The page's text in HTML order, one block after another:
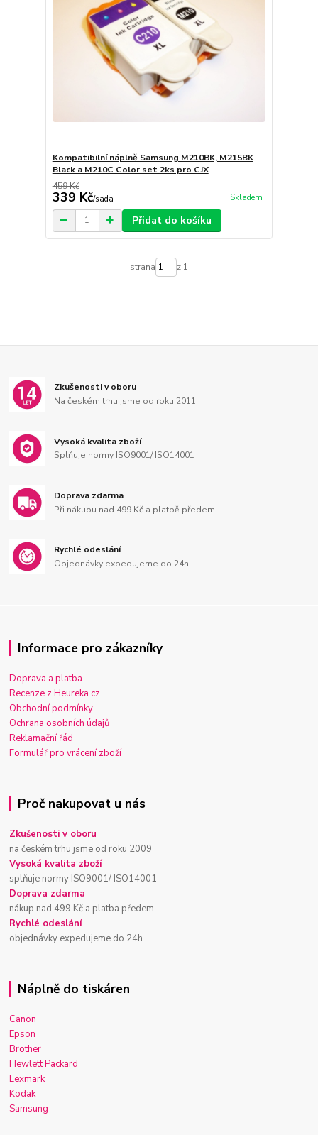
Kompatibilní náplně Samsung M210BK, M215BK
Black a M210C Color set 2ks pro CJX
459 Kč
339 Kč/sada Skladem
Přidat do košíku
strana z 1
Zkušenosti v oboru
Na českém trhu jsme od roku 2011
Vysoká kvalita zboží
Splňuje normy ISO9001/ ISO14001
Doprava zdarma
Při nákupu nad 499 Kč a platbě předem
Rychlé odeslání
Objednávky expedujeme do 24h
Informace pro zákazníky
Doprava a platba
Recenze z Heureka.cz
Obchodní podmínky
Ochrana osobních údajů
Reklamační řád
Formulář pro vrácení zboží
Proč nakupovat u nás
Zkušenosti v oboru
na českém trhu jsme od roku 2009
Vysoká kvalita zboží
splňuje normy ISO9001/ ISO14001
Doprava zdarma
nákup nad 499 Kč a platba předem
Rychlé odeslání
objednávky expedujeme do 24h
Náplně do tiskáren
Canon
Epson
Brother
Hewlett Packard
Lexmark
Kodak
Samsung